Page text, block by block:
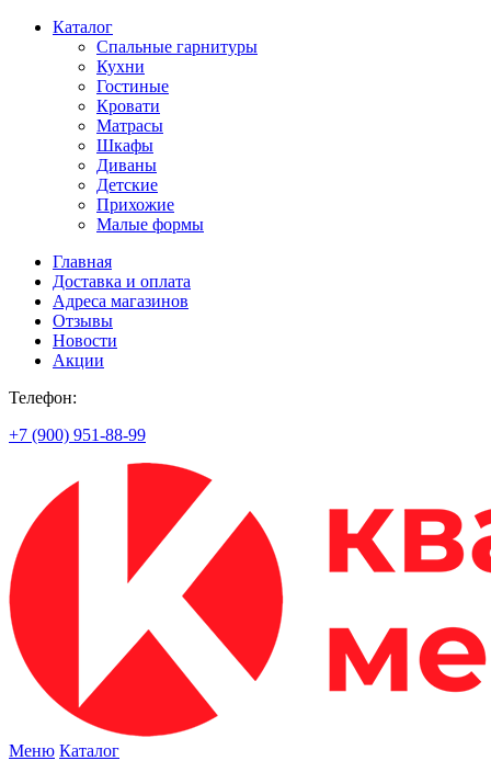
Каталог
Спальные гарнитуры
Кухни
Гостиные
Кровати
Матрасы
Шкафы
Диваны
Детские
Прихожие
Малые формы
Главная
Доставка и оплата
Адреса магазинов
Отзывы
Новости
Акции
Телефон:
+7 (900) 951-88-99
Меню Каталог